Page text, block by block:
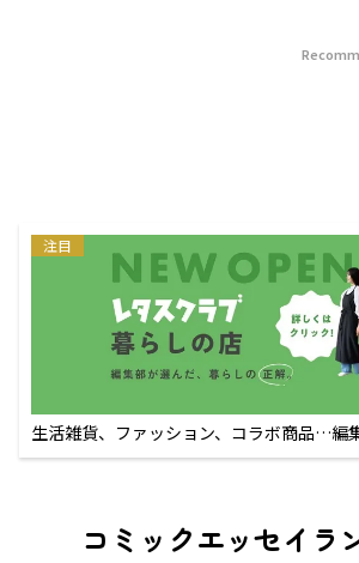
注目
生活雑貨、ファッション、コラボ商品…編
えるECサイト
コミックエッセイラ